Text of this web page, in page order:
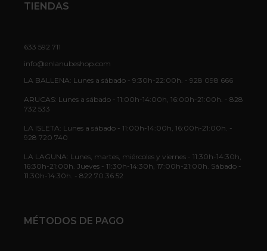
TIENDAS
633 592 711
info@enlanubeshop.com
LA BALLENA: Lunes a sábado - 9:30h-22:00h. - 928 098 666
ARUCAS: Lunes a sábado - 11:00h-14:00h, 16:00h-21:00h. - 828
732 533
LA ISLETA: Lunes a sábado - 11:00h-14:00h, 16:00h-21:00h. -
928 720 740
LA LAGUNA: Lunes, martes, miércoles y viernes - 11:30h-14:30h,
16:30h-21:00h. Jueves - 11:30h-14:30h, 17:00h-21:00h. Sábado -
11:30h-14:30h. - 822 70 36 52
MÉTODOS DE PAGO